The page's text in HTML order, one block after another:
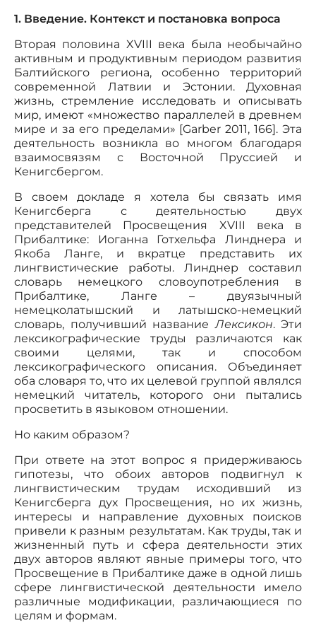
1. Введение. Контекст и постановка вопроса
Вторая половина XVIII века была необычайно
активным и продуктивным периодом развития
Балтийского региона, особенно территорий
современной Латвии и Эстонии. Духовная
жизнь, стремление исследовать и описывать
мир, имеют «множество параллелей в древнем
мире и за его пределами» [Garber 2011, 166]. Эта
деятельность возникла во многом благодаря
взаимосвязям с Восточной Пруссией и
Кенигсбергом.
В своем докладе я хотела бы связать имя
Кенигсберга с деятельностью двух
представителей Просвещения XVIII века в
Прибалтике: Иоганна Готхельфа Линднера и
Якоба Ланге, и вкратце представить их
лингвистические работы. Линднер составил
словарь немецкого словоупотребления в
Прибалтике, Ланге – двуязычный
немецколатышский и латышско-немецкий
словарь, получивший названиеЛексикон. Эти
лексикографические труды различаются как
своими целями, так и способом
лексикографического описания. Объединяет
оба словаря то, что их целевой группой являлся
немецкий читатель, которого они пытались
просветить в языковом отношении.
Но каким образом?
При ответе на этот вопрос я придерживаюсь
гипотезы, что обоих авторов подвигнул к
лингвистическим трудам исходивший из
Кенигсберга дух Просвещения, но их жизнь,
интересы и направление духовных поисков
привели к разным результатам. Как труды, так и
жизненный путь и сфера деятельности этих
двух авторов являют явные примеры того, что
Просвещение в Прибалтике даже в одной лишь
сфере лингвистической деятельности имело
различные модификации, различающиеся по
целям и формам.